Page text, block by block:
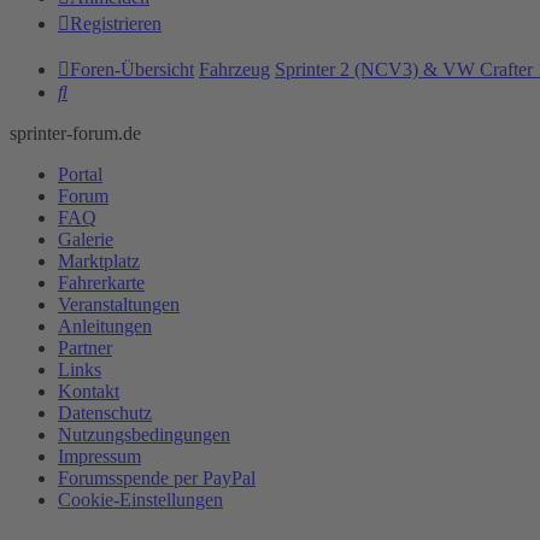
Registrieren
Foren-Übersicht Fahrzeug Sprinter 2 (NCV3) & VW Crafter
Suche
sprinter-forum.de
Portal
Forum
FAQ
Galerie
Marktplatz
Fahrerkarte
Veranstaltungen
Anleitungen
Partner
Links
Kontakt
Datenschutz
Nutzungsbedingungen
Impressum
Forumsspende per PayPal
Cookie-Einstellungen